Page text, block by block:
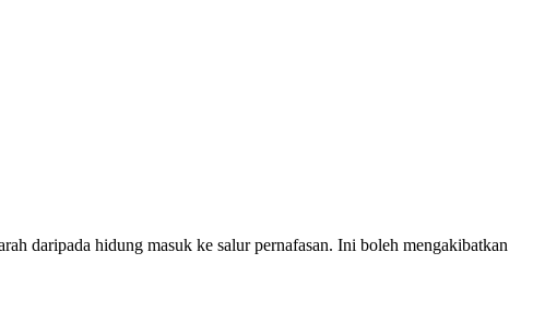
daripada hidung masuk ke salur pernafasan. Ini boleh mengakibatkan